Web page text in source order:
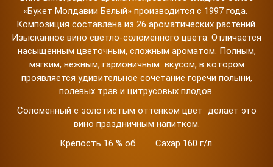
«Букет Молдавии Белый» производится с 1997 года.
Композиция составлена из 26 ароматических растений.
Изысканное вино светло-соломенного цвета. Отличается
насыщенным цветочным, сложным ароматом. Полным,
мягким, нежным, гармоничным вкусом, в котором
проявляется удивительное сочетание горечи полыни,
полевых трав и цитрусовых плодов.
Соломенный с золотистым оттенком цвет делает это
вино праздничным напитком.
Крепость 16 % об Сахар 160 г/л.